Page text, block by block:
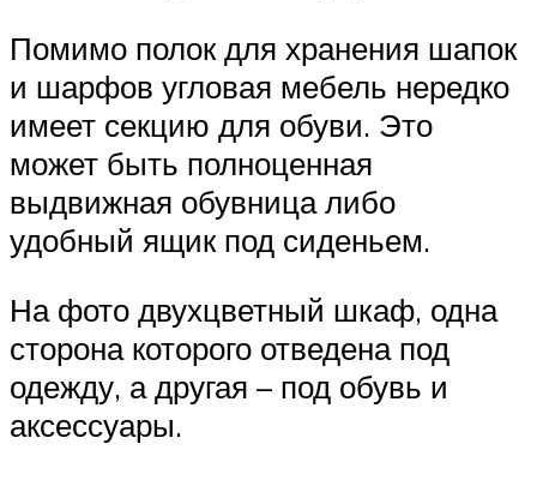
Помимо полок для хранения шапок
и шарфов угловая мебель нередко
имеет секцию для обуви. Это
может быть полноценная
выдвижная обувница либо
удобный ящик под сиденьем.
На фото двухцветный шкаф, одна
сторона которого отведена под
одежду, а другая – под обувь и
аксессуары.